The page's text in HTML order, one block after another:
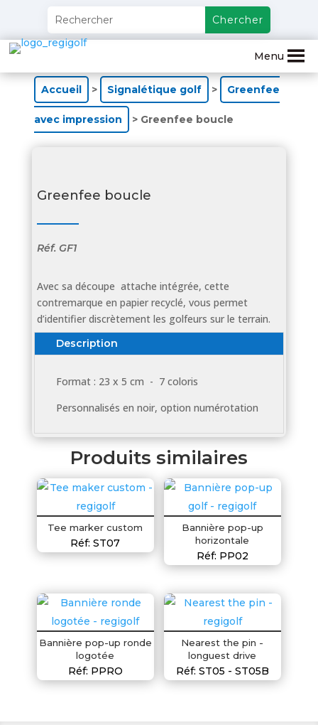
Menu
Accueil > Signalétique golf > Greenfee
avec impression > Greenfee boucle
Greenfee boucle
Réf. GF1
Avec sa découpe attache intégrée, cette
contremarque en papier recyclé, vous permet
d’identifier discrètement les golfeurs sur le terrain.
Description
Format : 23 x 5 cm - 7 coloris
Personnalisés en noir, option numérotation
Produits similaires
Tee marker custom
Réf: ST07
Bannière pop-up
horizontale
Réf: PP02
Bannière pop-up ronde
logotée
Réf: PPRO
Nearest the pin -
longuest drive
Réf: ST05 - ST05B